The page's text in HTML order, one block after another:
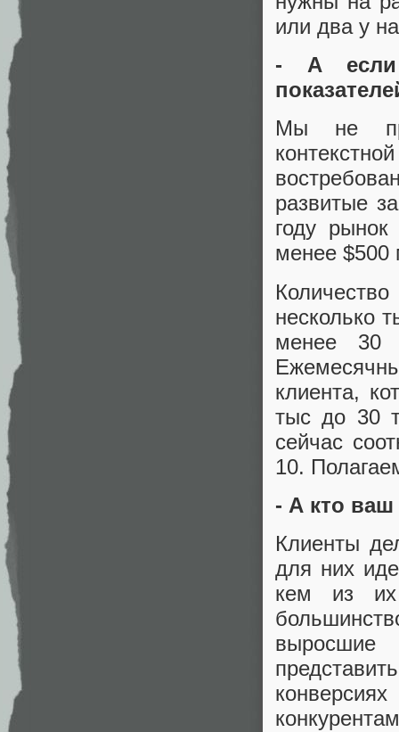
или два у
- А если
Мы не
развитые
году рынок
менее $500
несколько
менее 30
клиента,
тыс до 30
сейчас
10.
- А кто ваш
Клиенты
для них
кем из их